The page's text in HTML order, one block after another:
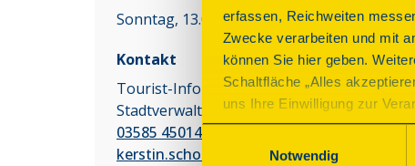
erfassen, Reichweiten
Zwecke verarbeiten und mit
können Sie hier geben.
Schaltfläche „Alles
uns Ihre Einwilligung zur
des Onlineangebots nicht
mit „Speichern“ bestätigen,
Einwilligungsauswahl
Notwendig
Sonntag, 13.09.2026 10:00 - 16:00 Uhr
Kontakt
Tourist-Information Löbau
Stadtverwaltung Löbau
03585 450140
kerstin.schoebel@loebau.de